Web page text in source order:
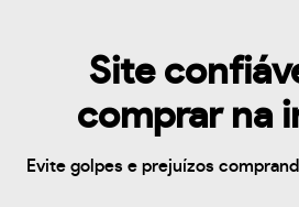
Site
comprar na
Evite golpes e prejuízos